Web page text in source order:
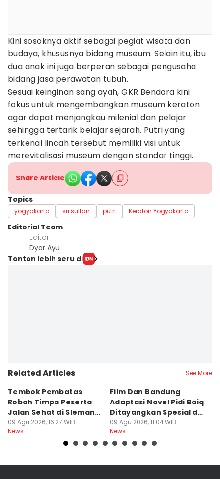
Kini sosoknya aktif sebagai pegiat wisata dan
budaya, khususnya bidang museum. Selain itu, ibu
dua anak ini juga berperan sebagai pengusaha
bidang jasa perawatan tubuh.
Sesuai keinginan sang ayah, GKR Bendara kini
fokus untuk mengembangkan museum keraton
agar dapat menjangkau milenial dan pelajar
sehingga tertarik belajar sejarah. Putri yang
terkenal lincah tersebut memiliki visi untuk
merevitalisasi museum dengan standar tinggi.
Share Article
Topics
yogyakarta sri sultan putri Keraton Yogyakarta
Editorial Team
Editor
Dyar Ayu
Tonton lebih seru di
Related Articles See More
Tembok Pembatas
Roboh Timpa Peserta
Jalan Sehat di Sleman,
10 Orang Luka
09 Agu 2026, 16:27 WIB
News
Film Dan Bandung
Adaptasi Novel Pidi Baiq
Ditayangkan Spesial di
Jogja
09 Agu 2026, 11:04 WIB
News